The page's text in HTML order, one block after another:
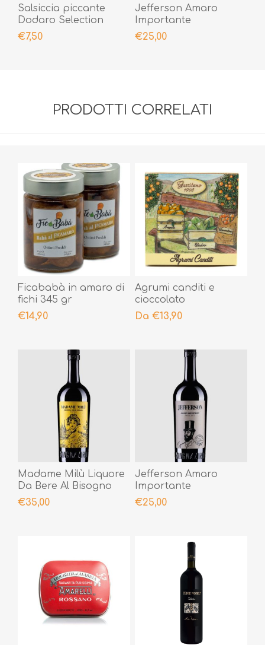
Salsiccia piccante
Dodaro Selection
300gr
€7,50
Jefferson Amaro
Importante
€25,00
PRODOTTI CORRELATI
Ficababà in amaro di
fichi 345 gr
€14,90
Agrumi canditi e
cioccolato
Da €13,90
Madame Milù Liquore
Da Bere Al Bisogno
€35,00
Jefferson Amaro
Importante
€25,00